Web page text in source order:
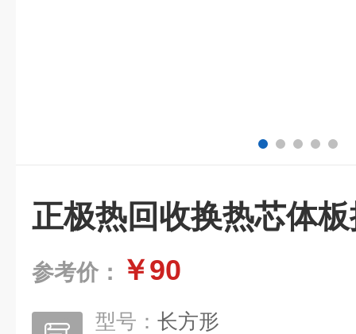
正极热回收换热芯体
参考价： ￥90
型号： 长方形